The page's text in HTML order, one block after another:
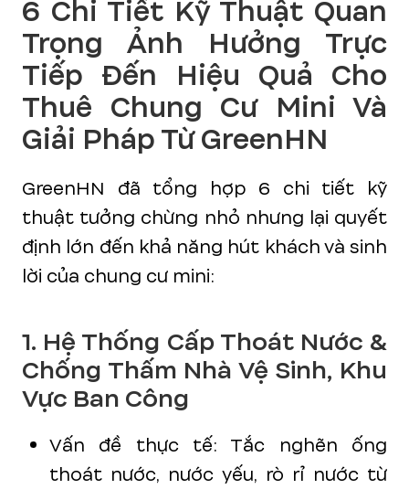
6 Chi Tiết Kỹ Thuật Quan
Trọng Ảnh Hưởng Trực
Tiếp Đến Hiệu Quả Cho
Thuê Chung Cư Mini Và
Giải Pháp Từ GreenHN
GreenHN đã tổng hợp 6 chi tiết kỹ
thuật tưởng chừng nhỏ nhưng lại quyết
định lớn đến khả năng hút khách và sinh
lời của chung cư mini:
1. Hệ Thống Cấp Thoát Nước &
Chống Thấm Nhà Vệ Sinh, Khu
Vực Ban Công
Vấn đề thực tế: Tắc nghẽn ống
thoát nước, nước yếu, rò rỉ nước từ